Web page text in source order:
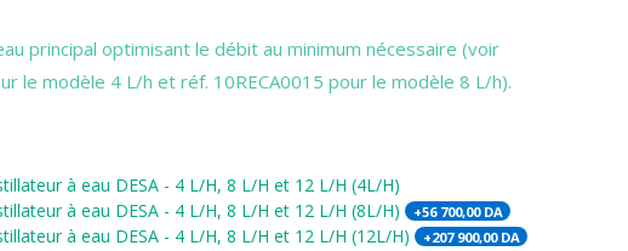
principal optimisant le débit au minimum nécessaire (voir
le modèle 4 L/h et réf. 10RECA0015 pour le modèle 8 L/h).
à eau DESA - 4 L/H, 8 L/H et 12 L/H (4L/H)
à eau DESA - 4 L/H, 8 L/H et 12 L/H (8L/H)
+56 700,00DA
à eau DESA - 4 L/H, 8 L/H et 12 L/H (12L/H) +207 900,00DA